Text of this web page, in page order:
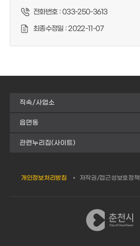
전화번호 :033-250-3613
최종수정일 :2022-11-07
직속/사업소
읍면동
관련누리집(사이트)
개인정보처리방침 저작권/접근성보호정책